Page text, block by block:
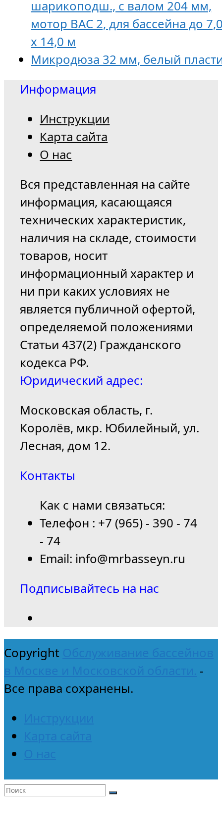
шарикоподш., с валом 204 мм,
мотор BAC 2, для бассейна до
х 14,0 м
Микродюза 32 мм, белый
Информация
Инструкции
Карта сайта
О нас
Вся представленная на сайте
информация, касающаяся
технических характеристик,
наличия на складе, стоимости
товаров, носит
информационный характер и
ни при каких условиях не
является публичной офертой,
определяемой положениями
Статьи 437(2) Гражданского
кодекса РФ.
Юридический адрес:
Московская область, г.
Королёв, мкр. Юбилейный, ул.
Лесная, дом 12.
Контакты
Как с нами связаться:
Телефон : +7 (965) - 390 - 74
- 74
Email: info@mrbasseyn.ru
Подписывайтесь на нас
Copyright Обслуживание бассейнов
в Москве и Московской области. -
Все права сохранены.
Инструкции
Карта сайта
О нас